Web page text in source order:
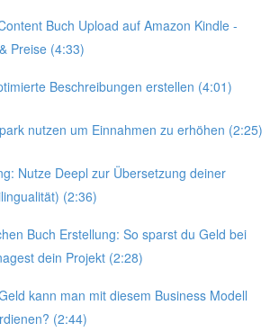
Buch Upload auf Amazon Kindle -
Preise (4:33)
Beschreibungen erstellen (4:01)
nutzen um Einnahmen zu erhöhen (2:25)
Nutze Deepl zur Übersetzung deiner
(2:36)
Buch Erstellung: So sparst du Geld bei
dein Projekt (2:28)
kann man mit diesem Business Modell
(2:44)